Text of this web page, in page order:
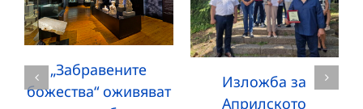
„Забравените
божества“ оживяват
Изложба за
Априлското